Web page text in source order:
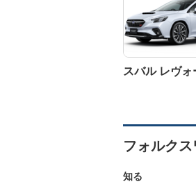
スバル レヴォ
フォルク
知る